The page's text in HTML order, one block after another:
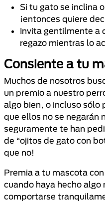
Si tu gato se inclina
¡entonces quiere
Invita gentilmente a
regazo mientras lo
Consiente a tu
Muchos de nosotros
un premio a nuestro
algo bien, o incluso sólo
que ellos no se negarán
seguramente te han
de “ojitos de gato con
que no!
Premia a tu mascota
cuando haya hecho
comportarse